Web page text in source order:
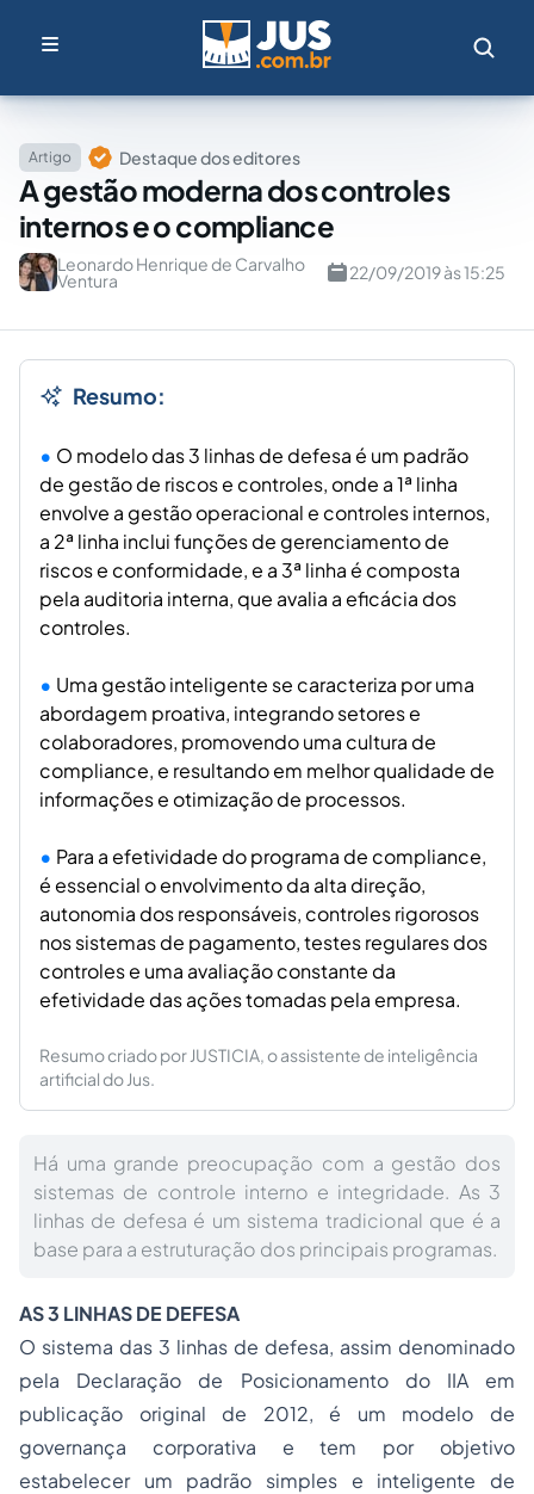
Artigo Destaque dos editores
A gestão moderna dos controles
internos e o compliance
Leonardo Henrique de Carvalho
Ventura 22/09/2019 às 15:25
Resumo:
O modelo das 3 linhas de defesa é um padrão
de gestão de riscos e controles, onde a 1ª linha
envolve a gestão operacional e controles internos,
a 2ª linha inclui funções de gerenciamento de
riscos e conformidade, e a 3ª linha é composta
pela auditoria interna, que avalia a eficácia dos
controles.
Uma gestão inteligente se caracteriza por uma
abordagem proativa, integrando setores e
colaboradores, promovendo uma cultura de
compliance, e resultando em melhor qualidade de
informações e otimização de processos.
Para a efetividade do programa de compliance,
é essencial o envolvimento da alta direção,
autonomia dos responsáveis, controles rigorosos
nos sistemas de pagamento, testes regulares dos
controles e uma avaliação constante da
efetividade das ações tomadas pela empresa.
Resumo criado por JUSTICIA, o assistente de inteligência
artificial do Jus.
Há uma grande preocupação com a gestão dos
sistemas de controle interno e integridade. As 3
linhas de defesa é um sistema tradicional que é a
base para a estruturação dos principais programas.
AS 3 LINHAS DE DEFESA
O sistema das 3 linhas de defesa, assim denominado
pela Declaração de Posicionamento do IIA em
publicação original de 2012, é um modelo de
governança corporativa e tem por objetivo
estabelecer um padrão simples e inteligente de